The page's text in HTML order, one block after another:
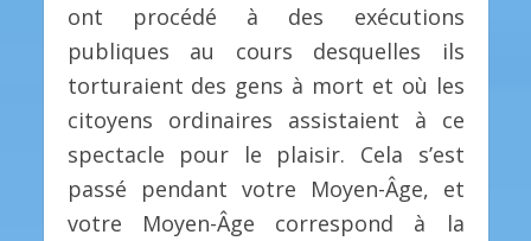
ont procédé à des exécutions
publiques au cours desquelles ils
torturaient des gens à mort et où les
citoyens ordinaires assistaient à ce
spectacle pour le plaisir. Cela s’est
passé pendant votre Moyen-Âge, et
votre Moyen-Âge correspond à la